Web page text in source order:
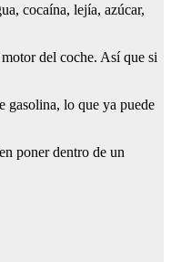
cocaína, lejía, azúcar,
del coche. Así que si
gasolina, lo que ya puede
poner dentro de un